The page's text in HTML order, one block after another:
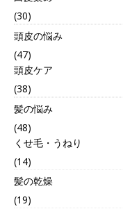
(30)
頭皮の悩み
(47)
頭皮ケア
(38)
髪の悩み
(48)
くせ毛・うねり
(14)
髪の乾燥
(19)